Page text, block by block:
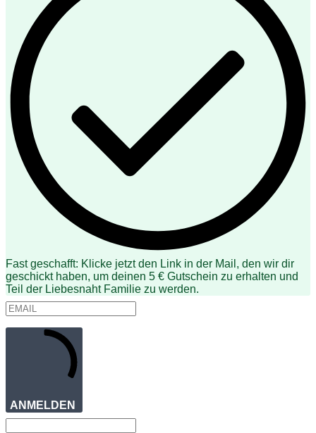
Fast geschafft: Klicke jetzt den Link in der Mail, den wir dir
geschickt haben, um deinen 5 € Gutschein zu erhalten und
Teil der Liebesnaht Familie zu werden.
ANMELDEN